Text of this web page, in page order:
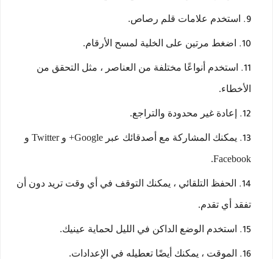
استخدم علامات قلم رصاص.
اضغط مرتين على الخلية لمسح الأرقام.
استخدم أنواعًا مختلفة من العناصر ، مثل التحقق من
الأخطاء.
إعادة غير محدودة والتراجع.
يمكنك المشاركة مع أصدقائك عبر Google+ و Twitter و
Facebook.
الحفظ التلقائي ، يمكنك التوقف في أي وقت تريد دون أن
تفقد أي تقدم.
استخدم الوضع الداكن في الليل لحماية عينيك.
الموقت ، يمكنك أيضًا تعطيله في الإعدادات.